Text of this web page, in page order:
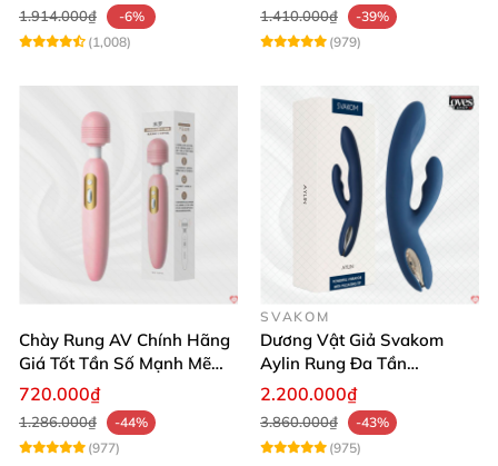
1.914.000₫
-6%
(1,008)
1.410.000₫
-39%
(979)
Chày Rung AV Chính Hãng
Giá Tốt Tần Số Mạnh Mẽ
Siêu Bền
720.000₫
1.286.000₫
-44%
(977)
SVAKOM
Dương Vật Giả Svakom
Aylin Rung Đa Tần
Massage Sung Sướng
2.200.000₫
3.860.000₫
-43%
(975)